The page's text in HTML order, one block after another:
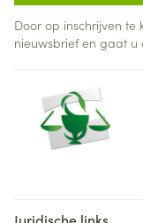
Door op inschrijven te
nieuwsbrief en gaat u